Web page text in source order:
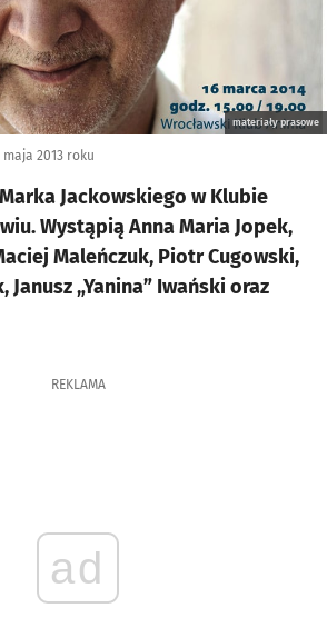
materiały prasowe
maja 2013 roku
Jackowskiego w Klubie
Wystąpią Anna Maria Jopek,
Maleńczuk, Piotr Cugowski,
Janusz „Yanina” Iwański oraz
REKLAMA
ad